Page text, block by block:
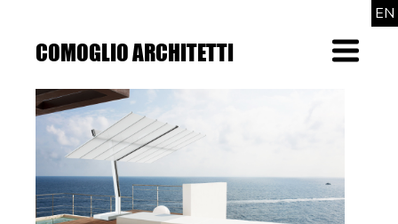
EN
contentCOMOGLIO ARCHITETTI Menu